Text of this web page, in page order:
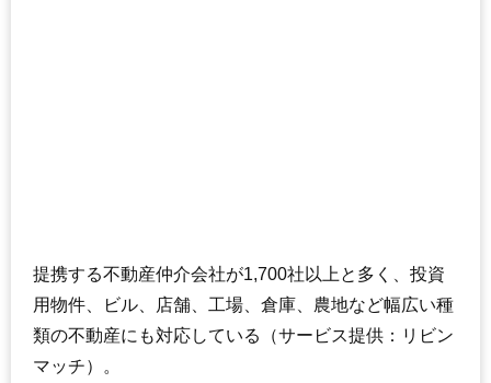
提携する不動産仲介会社が1,700社以上と多く、投資
用物件、ビル、店舗、工場、倉庫、農地など幅広い種
類の不動産にも対応している（サービス提供：リビン
マッチ）。